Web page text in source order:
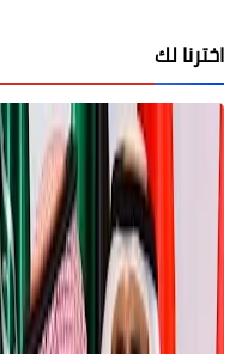
اخترنا لك